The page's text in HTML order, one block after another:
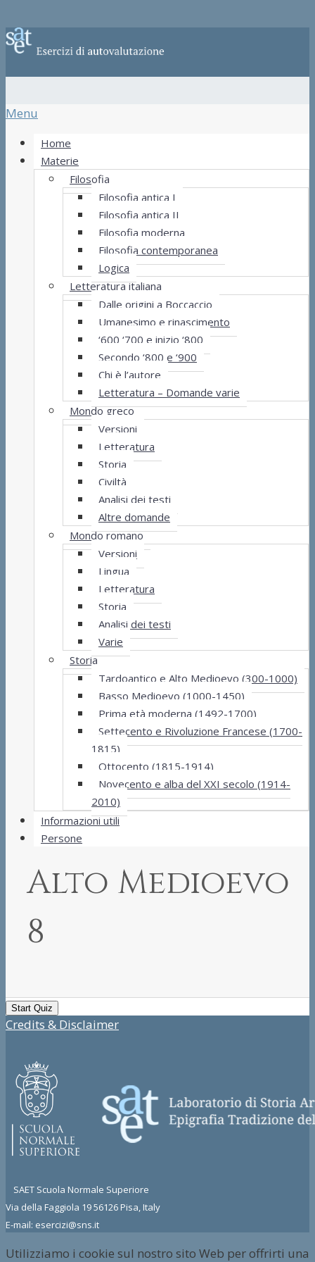
Menu
Home
Materie
Filosofia
Filosofia antica I
Filosofia antica II
Filosofia moderna
Filosofia contemporanea
Logica
Letteratura italiana
Dalle origini a Boccaccio
Umanesimo e rinascimento
‘600 ‘700 e inizio ‘800
Secondo ‘800 e ‘900
Chi è l’autore
Letteratura – Domande varie
Mondo greco
Versioni
Letteratura
Storia
Civiltà
Analisi dei testi
Altre domande
Mondo romano
Versioni
Lingua
Letteratura
Storia
Analisi dei testi
Varie
Storia
Tardoantico e Alto Medioevo (300-1000)
Basso Medioevo (1000-1450)
Prima età moderna (1492-1700)
Settecento e Rivoluzione Francese (1700-
1815)
Ottocento (1815-1914)
Novecento e alba del XXI secolo (1914-
2010)
Informazioni utili
Persone
Alto Medioevo
8
Credits & Disclaimer
SAET Scuola Normale Superiore
Via della Faggiola 19 56126 Pisa, Italy
E-mail: esercizi@sns.it
Utilizziamo i cookie sul nostro sito Web per offrirti una